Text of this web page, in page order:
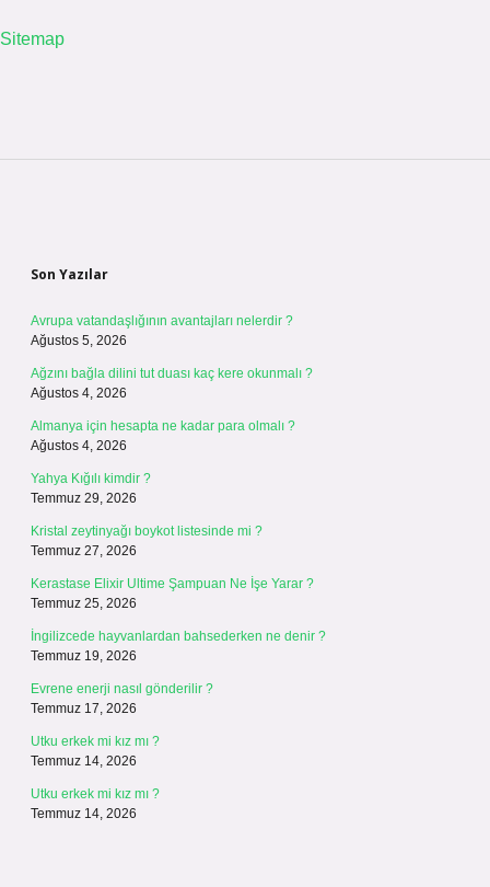
Sitemap
Son Yazılar
Avrupa vatandaşlığının avantajları nelerdir ?
Ağustos 5, 2026
Ağzını bağla dilini tut duası kaç kere okunmalı ?
Ağustos 4, 2026
Almanya için hesapta ne kadar para olmalı ?
Ağustos 4, 2026
Yahya Kığılı kimdir ?
Temmuz 29, 2026
Kristal zeytinyağı boykot listesinde mi ?
Temmuz 27, 2026
Kerastase Elixir Ultime Şampuan Ne İşe Yarar ?
Temmuz 25, 2026
İngilizcede hayvanlardan bahsederken ne denir ?
Temmuz 19, 2026
Evrene enerji nasıl gönderilir ?
Temmuz 17, 2026
Utku erkek mi kız mı ?
Temmuz 14, 2026
Utku erkek mi kız mı ?
Temmuz 14, 2026